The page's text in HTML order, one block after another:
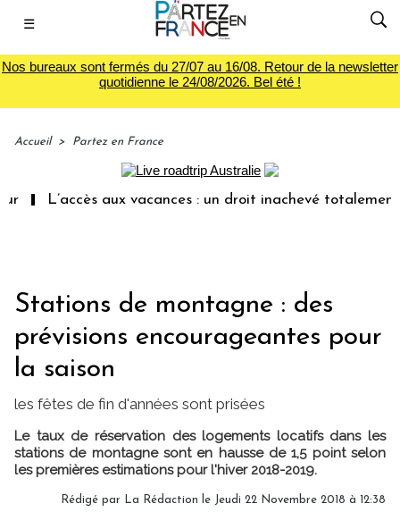
☰
Nos bureaux sont fermés du 27/07 au 16/08. Retour de la newsletter
quotidienne le 24/08/2026. Bel été !
Accueil > Partez en France
L’accès aux vacances : un droit inachevé totalement
Stations de montagne : des
prévisions encourageantes pour
la saison
les fêtes de fin d'années sont prisées
Le taux de réservation des logements locatifs dans les
stations de montagne sont en hausse de 1,5 point selon
les premières estimations pour l'hiver 2018-2019.
Rédigé par La Rédaction le Jeudi 22 Novembre 2018 à 12:38